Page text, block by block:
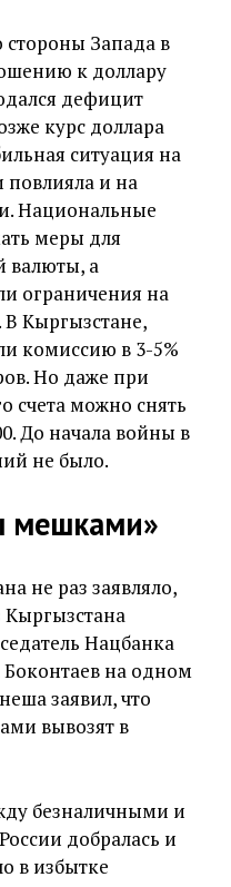
стороны Запада в
к доллару
дефицит
курс доллара
ситуация на
и на
Национальные
меры для
валюты, а
ограничения на
В Кыргызстане,
комиссию в 3-5%
Но даже при
счета можно снять
До начала войны в
не было.
мешками»
не раз заявляло,
Нацбанка
Боконтаев на одном
заявил, что
вывозят в
безналичными и
добралась и
в избытке